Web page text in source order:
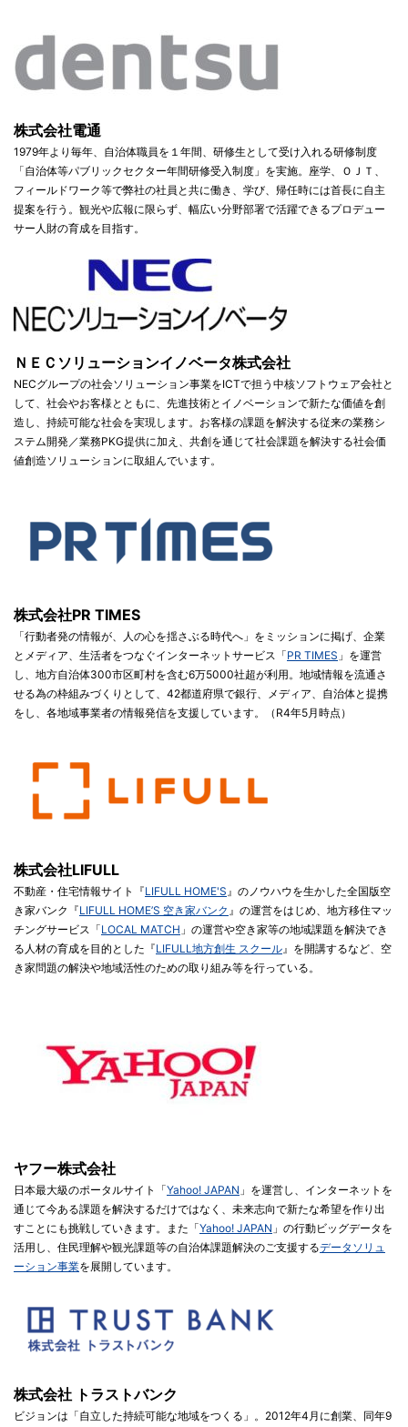
株式会社電通
1979年より毎年、自治体職員を１年間、研修生として受け入れる研修制度
「自治体等パブリックセクター年間研修受入制度」を実施。座学、ＯＪＴ、
フィールドワーク等で弊社の社員と共に働き、学び、帰任時には首長に自主
提案を行う。観光や広報に限らず、幅広い分野部署で活躍できるプロデュー
サー人財の育成を目指す。
ＮＥＣソリューションイノベータ株式会社
NECグループの社会ソリューション事業をICTで担う中核ソフトウェア会社と
して、社会やお客様とともに、先進技術とイノベーションで新たな価値を創
造し、持続可能な社会を実現します。お客様の課題を解決する従来の業務シ
ステム開発／業務PKG提供に加え、共創を通じて社会課題を解決する社会価
値創造ソリューションに取組んでいます。
株式会社PR TIMES
「行動者発の情報が、人の心を揺さぶる時代へ」をミッションに掲げ、企業
とメディア、生活者をつなぐインターネットサービス「PR TIMES 」を運営
し、地方自治体300市区町村を含む6万5000社超が利用。地域情報を流通さ
せる為の枠組みづくりとして、42都道府県で銀行、メディア、自治体と提携
をし、各地域事業者の情報発信を支援しています。（R4年5月時点）
株式会社LIFULL
不動産・住宅情報サイト『LIFULL HOME'S』のノウハウを生かした全国版空
き家バンク『LIFULL HOME’S 空き家バンク 』の運営をはじめ、地方移住マッ
チングサービス「LOCAL MATCH 」の運営や空き家等の地域課題を解決でき
る人材の育成を目的とした『LIFULL地方創生 スクール』を開講するなど、空
き家問題の解決や地域活性のための取り組み等を行っている。
ヤフー株式会社
日本最大級のポータルサイト「Yahoo! JAPAN 」を運営し、インターネットを
通じて今ある課題を解決するだけではなく、未来志向で新たな希望を作り出
すことにも挑戦していきます。また「Yahoo! JAPAN 」の行動ビッグデータを
活用し、住民理解や観光課題等の自治体課題解決のご支援するデータソリュ
ーション事業を展開しています。
株式会社 トラストバンク
ビジョンは「自立した持続可能な地域をつくる」。2012年4月に創業、同年9